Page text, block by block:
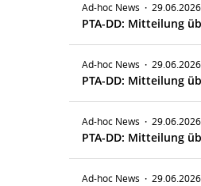
Ad-hoc News ·
PTA-DD: Mitteilung
Ad-hoc News ·
PTA-DD: Mitteilung
Ad-hoc News ·
PTA-DD: Mitteilung
Ad-hoc News ·